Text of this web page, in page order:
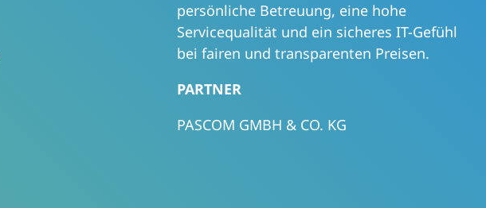
persönliche Betreuung, eine hohe
Servicequalität und ein sicheres IT-Gefühl
bei fairen und transparenten Preisen.
PARTNER
PASCOM GMBH & CO. KG